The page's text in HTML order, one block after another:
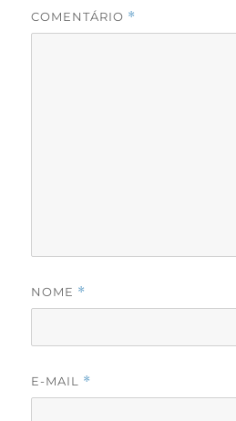
COMENTÁRIO *
NOME *
E-MAIL *